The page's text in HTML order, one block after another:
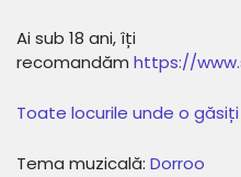
Ai sub 18 ani, îți
recomandăm https://
Toate locurile unde o găsiți
Tema muzicală: Dorroo